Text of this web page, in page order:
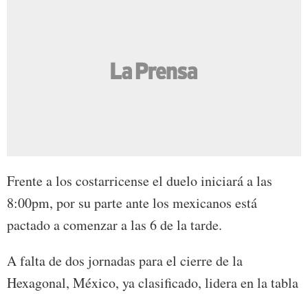
Frente a los costarricense el duelo iniciará a las
8:00pm, por su parte ante los mexicanos está
pactado a comenzar a las 6 de la tarde.
A falta de dos jornadas para el cierre de la
Hexagonal, México, ya clasificado, lidera en la tabla